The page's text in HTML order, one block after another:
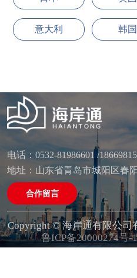
意大利 韩国
电话：0532-81986601 /
地址：山东省青岛市城阳区春
合作留言
Copyright © 海岸通有限公司
鲁ICP备20000274号-